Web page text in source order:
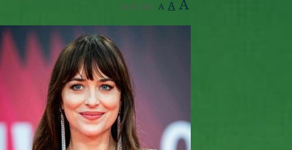
Text Size: A A